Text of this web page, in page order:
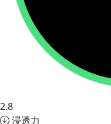
2.8
浸透力